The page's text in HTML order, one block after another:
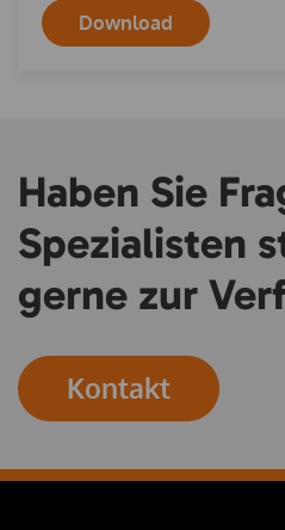
Download
Haben Sie
Spezialisten
gerne zur
Kontakt